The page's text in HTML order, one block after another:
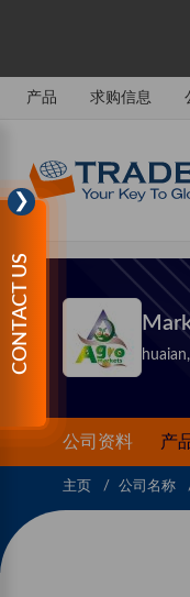
产品 求购信息
❯
CONTACT US
公司资料 产
主页 公司名称